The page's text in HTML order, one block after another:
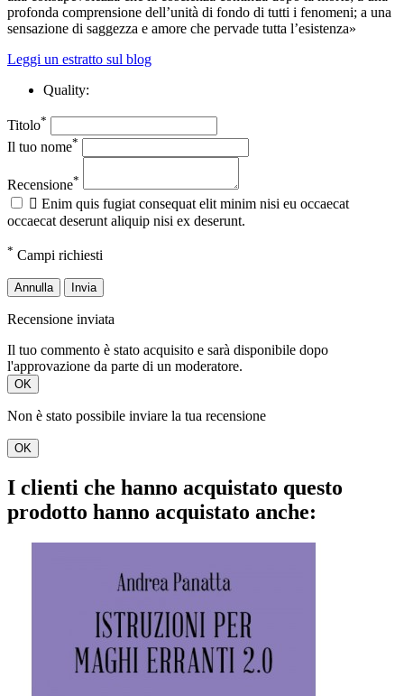
profonda comprensione dell’unità di fondo di tutti i fenomeni; a una
sensazione di saggezza e amore che pervade tutta l’esistenza»
Leggi un estratto sul blog
Quality:
Titolo*
Il tuo nome*
Recensione*
 Enim quis fugiat consequat elit minim nisi eu occaecat
occaecat deserunt aliquip nisi ex deserunt.
* Campi richiesti
Annulla Invia
Recensione inviata
Il tuo commento è stato acquisito e sarà disponibile dopo
l'approvazione da parte di un moderatore.
OK
Non è stato possibile inviare la tua recensione
OK
I clienti che hanno acquistato questo
prodotto hanno acquistato anche: